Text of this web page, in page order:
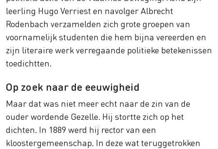
leerling Hugo Verriest en navolger Albrecht
Rodenbach verzamelden zich grote groepen van
voornamelijk studenten die hem bijna vereerden en
zijn literaire werk verregaande politieke betekenissen
toedichtten.
Op zoek naar de eeuwigheid
Maar dat was niet meer echt naar de zin van de
ouder wordende Gezelle. Hij stortte zich op het
dichten. In 1889 werd hij rector van een
kloostergemeenschap. In deze wat teruggetrokken